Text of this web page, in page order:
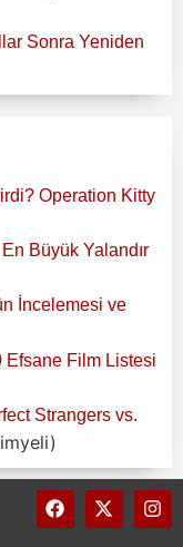
Sonra Yeniden
Operation Kitty
Büyük Yalandır
İncelemesi ve
Efsane Film Listesi
Strangers vs.